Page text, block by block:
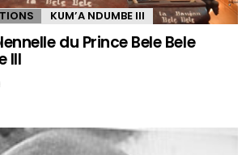
KUM’A NDUMBE III
du Prince Bele Bele
III